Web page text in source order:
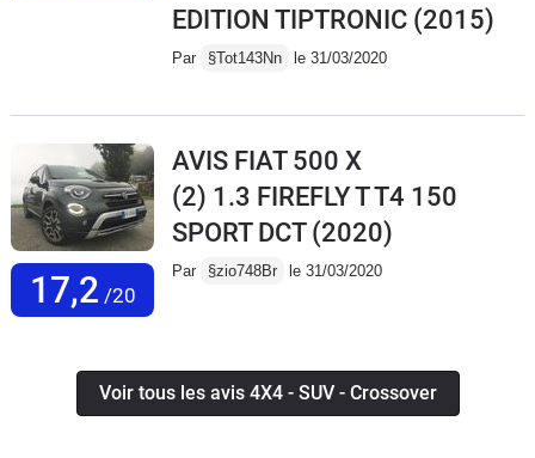
EDITION TIPTRONIC (2015)
Par §Tot143Nn le 31/03/2020
17,2 /20
AVIS FIAT 500 X
(2) 1.3 FIREFLY T T4 150
SPORT DCT(2020)
Par §zio748Br le 31/03/2020
Voir tous les avis 4X4 - SUV - Crossover